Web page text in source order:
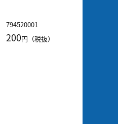
794520001
200円（税抜）